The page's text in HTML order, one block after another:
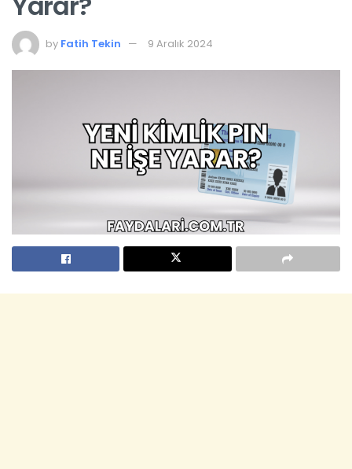
by Fatih Tekin 9 Aralık 2024